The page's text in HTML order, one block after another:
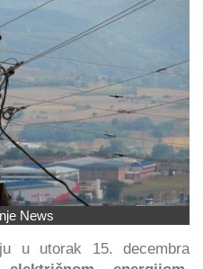
News
u utorak 15. decembra